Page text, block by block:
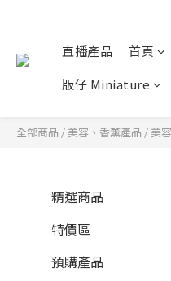
直播產品 首頁
版仔 Miniature
全部商品 / 美容、香薰產品 / 美
精選商品
特價區
預購產品